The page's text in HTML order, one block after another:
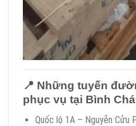
📍 Những tuyến
phục vụ tại Bình
Quốc lộ 1A – Nguyễn Cửu